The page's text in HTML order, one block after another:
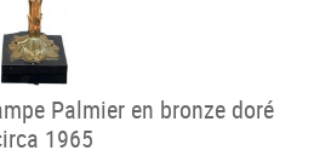
Palmier en bronze doré
1965